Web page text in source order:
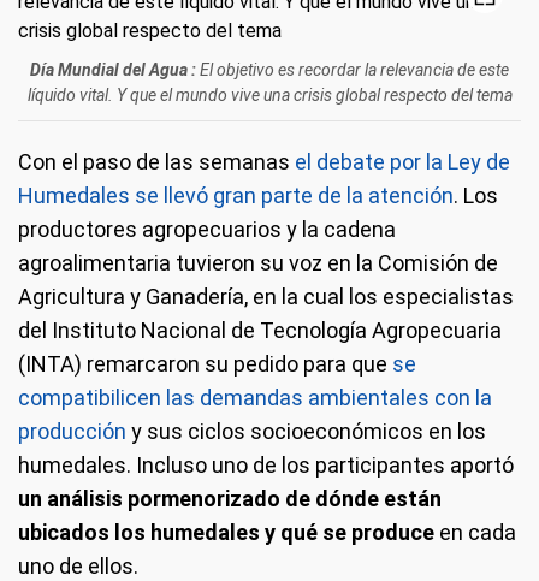
Día Mundial del Agua:El objetivo es recordar la relevancia de este
líquido vital. Y que el mundo vive una crisis global respecto del tema
Con el paso de las semanas el debate por la Ley de
Humedales se llevó gran parte de la atención. Los
productores agropecuarios y la cadena
agroalimentaria tuvieron su voz en la Comisión de
Agricultura y Ganadería, en la cual los especialistas
del Instituto Nacional de Tecnología Agropecuaria
(INTA) remarcaron su pedido para que se
compatibilicen las demandas ambientales con la
producción y sus ciclos socioeconómicos en los
humedales. Incluso uno de los participantes aportó
un análisis pormenorizado de dónde están
ubicados los humedales y qué se produce en cada
uno de ellos.